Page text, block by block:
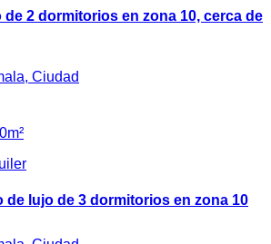
de 2 dormitorios en zona 10, cerca de
Ciudad
m²
de lujo de 3 dormitorios en zona 10